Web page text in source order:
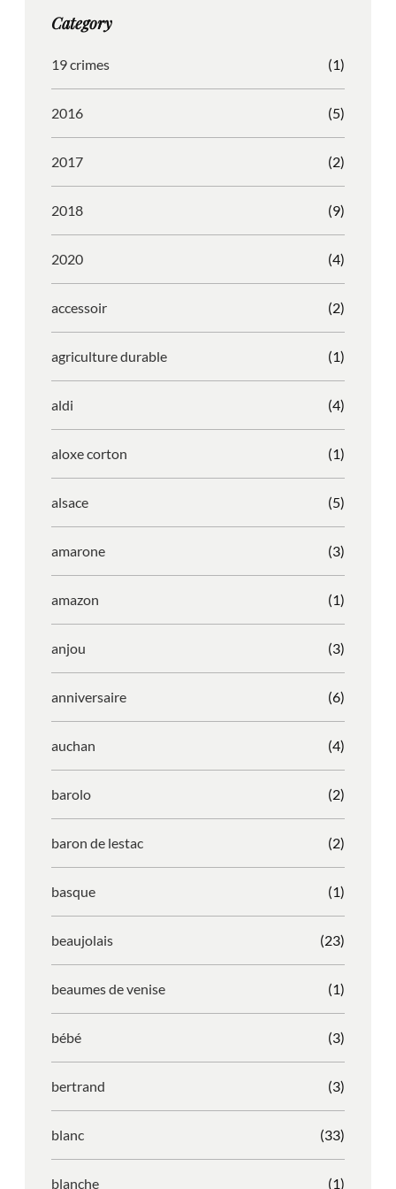
r
m
o
Category
19 crimes (1)
2016 (5)
2017 (2)
2018 (9)
2020 (4)
accessoir (2)
agriculture durable (1)
aldi (4)
aloxe corton (1)
alsace (5)
amarone (3)
amazon (1)
anjou (3)
anniversaire (6)
auchan (4)
barolo (2)
baron de lestac (2)
basque (1)
beaujolais (23)
beaumes de venise (1)
bébé (3)
bertrand (3)
blanc (33)
blanche (1)